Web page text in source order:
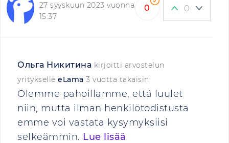
27 syyskuun 2023 vuonna
15:37
0 0
Ольга Никитина kirjoitti arvostelun
yritykselle eLama 3 vuotta takaisin
Olemme pahoillamme, että luulet
niin, mutta ilman henkilötodistusta
emme voi vastata kysymyksiisi
selkeämmin. Lue lisää